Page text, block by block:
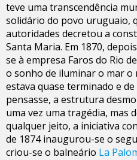
teve uma transcendência
solidário do povo uruguaio,
autoridades decretou a
Santa Maria. Em 1870,
se à empresa Faros do Rio
o sonho de iluminar o mar o
estava quase terminado e
pensasse, a estrutura
uma vez uma tragédia, mas
qualquer jeito, a iniciativa
de 1874 inaugurou-se o
criou-se o balneário La